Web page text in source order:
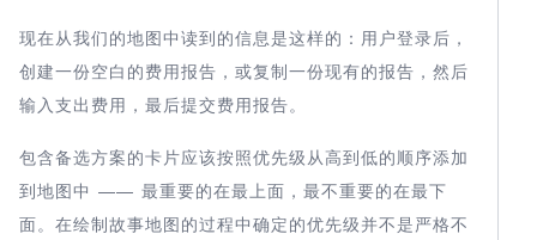
现在从我们的地图中读到的信息是这样的：用户登录后，
创建一份空白的费用报告，或复制一份现有的报告，然后
输入支出费用，最后提交费用报告。
包含备选方案的卡片应该按照优先级从高到低的顺序添加
到地图中 —— 最重要的在最上面，最不重要的在最下
面。在绘制故事地图的过程中确定的优先级并不是严格不